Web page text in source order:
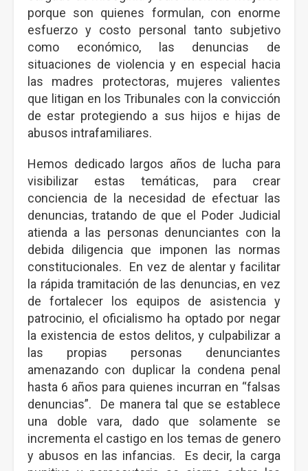
porque son quienes formulan, con enorme
esfuerzo y costo personal tanto subjetivo
como económico, las denuncias de
situaciones de violencia y en especial hacia
las madres protectoras, mujeres valientes
que litigan en los Tribunales con la convicción
de estar protegiendo a sus hijos e hijas de
abusos intrafamiliares.
Hemos dedicado largos años de lucha para
visibilizar estas temáticas, para crear
conciencia de la necesidad de efectuar las
denuncias, tratando de que el Poder Judicial
atienda a las personas denunciantes con la
debida diligencia que imponen las normas
constitucionales. En vez de alentar y facilitar
la rápida tramitación de las denuncias, en vez
de fortalecer los equipos de asistencia y
patrocinio, el oficialismo ha optado por negar
la existencia de estos delitos, y culpabilizar a
las propias personas denunciantes
amenazando con duplicar la condena penal
hasta 6 años para quienes incurran en “falsas
denuncias”. De manera tal que se establece
una doble vara, dado que solamente se
incrementa el castigo en los temas de genero
y abusos en las infancias. Es decir, la carga